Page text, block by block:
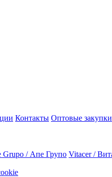
Контакты Оптовые закупки
Grupo / Апе Групо Vitacer /